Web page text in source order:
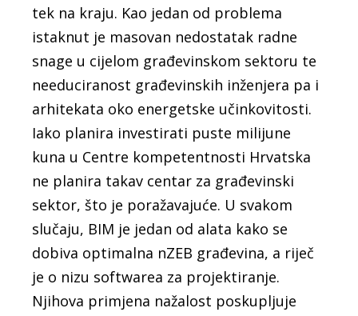
tek na kraju. Kao jedan od problema
istaknut je masovan nedostatak radne
snage u cijelom građevinskom sektoru te
needuciranost građevinskih inženjera pa i
arhitekata oko energetske učinkovitosti.
Iako planira investirati puste milijune
kuna u Centre kompetentnosti Hrvatska
ne planira takav centar za građevinski
sektor, što je poražavajuće. U svakom
slučaju, BIM je jedan od alata kako se
dobiva optimalna nZEB građevina, a riječ
je o nizu softwarea za projektiranje.
Njihova primjena nažalost poskupljuje